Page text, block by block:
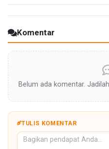
Komentar
Belum ada komentar.
TULIS KOMENTAR